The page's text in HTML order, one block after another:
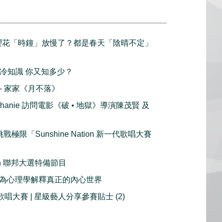
「時鐘」放慢了？都是春天「陰晴不定」
知識 你又知多少？
家《月不落》
訪問電影《破 • 地獄》導演陳茂賢 及
戰極限「Sunshine Nation 新一代歌唱大賽
邦大選特備節目
心理學解釋真正的內心世界
唱大賽 | 星級藝人分享參賽貼士 (2)